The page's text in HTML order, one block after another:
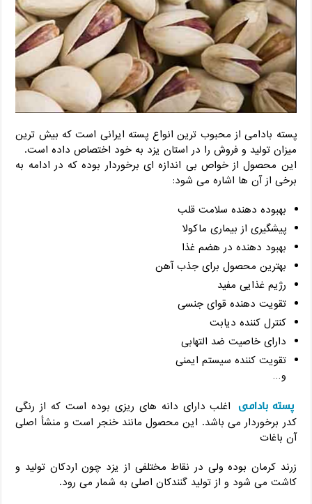
پسته بادامی از محبوب ترین انواع پسته ایرانی است که بیش ترین
میزان تولید و فروش را در استان یزد به خود اختصاص داده است.
این محصول از خواص بی اندازه ای برخوردار بوده که در ادامه به
برخی از آن ها اشاره می شود:
بهبوده دهنده سلامت قلب
پیشگیری از بیماری ماکولا
بهبود دهنده در هضم غذا
بهترین محصول برای جذب آهن
رژیم غذایی مفید
تقویت دهنده قوای جنسی
کنترل کننده دیابت
دارای خاصیت ضد التهابی
تقویت کننده سیستم ایمنی
و…
پسته بادامی اغلب دارای دانه های ریزی بوده است که از رنگی
کدر برخوردار می باشد. این محصول مانند خنجر است و منشأ اصلی
آن باغات
زرند کرمان بوده ولی در نقاط مختلفی از یزد چون اردکان تولید و
کاشت می شود و از تولید گنندکان اصلی به شمار می رود.